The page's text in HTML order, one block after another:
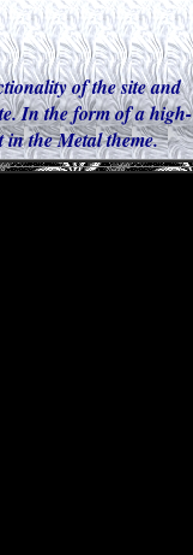
of the site and
In the form of a high-
in the Metal theme.